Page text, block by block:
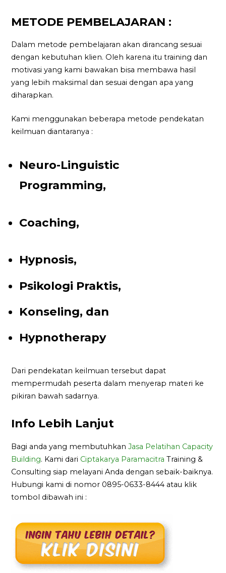
METODE PEMBELAJARAN :
Dalam metode pembelajaran akan dirancang sesuai
dengan kebutuhan klien. Oleh karena itu training dan
motivasi yang kami bawakan bisa membawa hasil
yang lebih maksimal dan sesuai dengan apa yang
diharapkan.
Kami menggunakan beberapa metode pendekatan
keilmuan diantaranya :
Neuro-Linguistic
Programming,
Coaching,
Hypnosis,
Psikologi Praktis,
Konseling, dan
Hypnotherapy
Dari pendekatan keilmuan tersebut dapat
mempermudah peserta dalam menyerap materi ke
pikiran bawah sadarnya.
Info Lebih Lanjut
Bagi anda yang membutuhkanJasa Pelatihan Capacity
Building. Kami dari Ciptakarya Paramacitra Training &
Consulting siap melayani Anda dengan sebaik-baiknya.
Hubungi kami di nomor 0895-0633-8444 atau klik
tombol dibawah ini :